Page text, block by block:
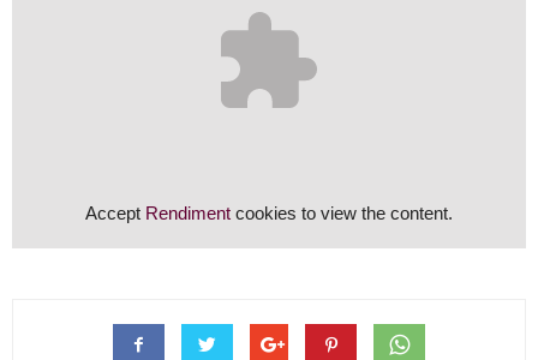
Accept Rendiment cookies to view the content.